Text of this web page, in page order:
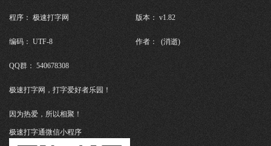
程序： 极速打字网 版本： v1.82
编码： UTF-8 作者： (消逝)
QQ群： 540678308
极速打字网，打字爱好者乐园！
因为热爱，所以相聚！
极速打字通微信小程序